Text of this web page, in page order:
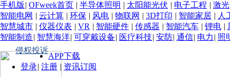
手机版 | OFweek首页 | 半导体照明 | 太阳能光伏 | 电子工程 | 激光
智能电网 | 云计算 | 环保 | 风电 | 物联网 | 3D打印 | 智能家居 | 人
智慧城市 | 仪器仪表 | VR | 智能硬件 | 传感器 | 智能汽车 | 锂电 |
智能制造| 智慧海洋| 可穿戴设备| 医疗科技| 安防| 通信| 电力 | 照
侵权投诉
APP下载
登录| 注册 | 资讯订阅